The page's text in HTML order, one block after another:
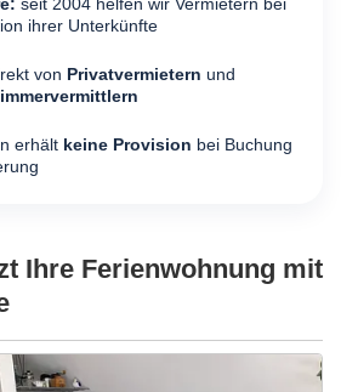
ihrer Unterkünfte
von Privatvermietern und
erhält keine Provision bei Buchung
Ihre Ferienwohnung mit